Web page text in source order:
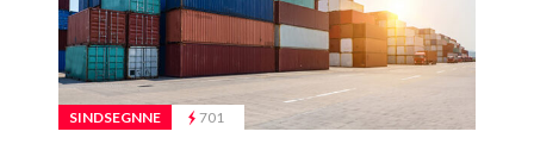
SINDSEGNNE 701